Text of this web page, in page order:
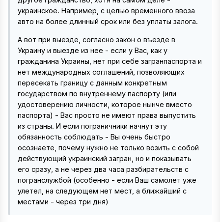
украинское. Например, с целью временного ввоза
авто на более длинный срок или без уплаты залога.
А вот при выезде, согласно закон о въезде в
Украину и выезде из нее - если у Вас, как у
гражданина Украины, нет при себе загранпаспорта и
нет международных соглашений, позволяющих
пересекать границу с данным конкретным
государством по внутреннему паспорту (или
удостоверению личности, которое нынче вместо
паспорта) - Вас просто не имеют права выпустить
из страны. И если пограничники начнут эту
обязанность соблюдать - Вы очень быстро
осознаете, почему нужно не только возить с собой
действующий украинский загран, но и показывать
его сразу, а не через два часа разбирательств с
погранслужбой (особенно - если Ваш самолет уже
улетел, на следующем нет мест, а ближайший с
местами - через три дня)